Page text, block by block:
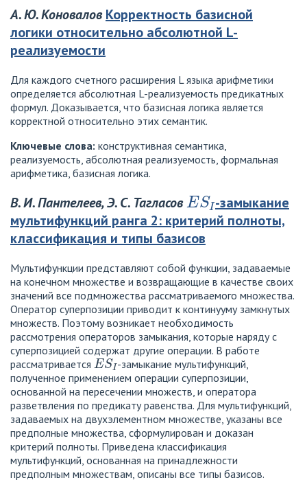
А. Ю. Коновалов Корректность базисной
логики относительно абсолютной L-
реализуемости
Для каждого счетного расширения L языка арифметики
определяется абсолютная L-реализуемость предикатных
формул. Доказывается, что базисная логика является
корректной относительно этих семантик.
Ключевые слова: конструктивная семантика,
реализуемость, абсолютная реализуемость, формальная
арифметика, базисная логика.
В. И. Пантелеев, Э. С. Тагласов
ESI
-замыкание
мультифункций ранга 2: критерий полноты,
классификация и типы базисов
Мультифункции представляют собой функции, задаваемые
на конечном множестве и возвращающие в качестве своих
значений все подмножества рассматриваемого множества.
Оператор суперпозиции приводит к континууму замкнутых
множеств. Поэтому возникает необходимость
рассмотрения операторов замыкания, которые наряду с
суперпозицией содержат другие операции. В работе
рассматривается
ESI
-замыкание мультифункций,
полученное применением операции суперпозиции,
основанной на пересечении множеств, и оператора
разветвления по предикату равенства. Для мультифункций,
задаваемых на двухэлементном множестве, указаны все
предполные множества, сформулирован и доказан
критерий полноты. Приведена классификация
мультифункций, основанная на принадлежности
предполным множествам, описаны все типы базисов.